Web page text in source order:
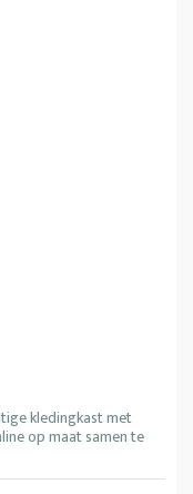
kledingkast met
op maat samen te